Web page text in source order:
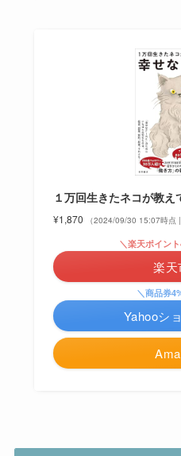
１万回生きたネコが教え
¥1,870 （2024/09/30 15:07時点
＼楽天ポイン
楽天
＼商品券
Yahooシ